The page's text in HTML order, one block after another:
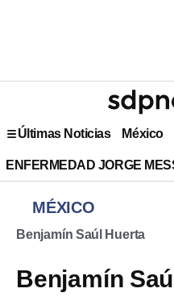
Últimas Noticias México
ENFERMEDAD JORGE
MÉXICO
Benjamín Saúl Huerta
Benjamín